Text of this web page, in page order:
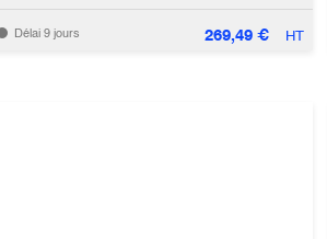
Délai 9 jours 269,49€ HT